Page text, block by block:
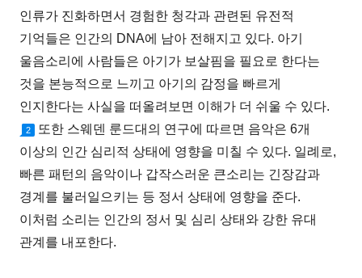
인류가 진화하면서 경험한 청각과 관련된 유전적
기억들은 인간의 DNA에 남아 전해지고 있다. 아기
울음소리에 사람들은 아기가 보살핌을 필요로 한다는
것을 본능적으로 느끼고 아기의 감정을 빠르게
인지한다는 사실을 떠올려보면 이해가 더 쉬울 수 있다.
2
또한 스웨덴 룬드대의 연구에 따르면 음악은 6개
이상의 인간 심리적 상태에 영향을 미칠 수 있다. 일례로,
빠른 패턴의 음악이나 갑작스러운 큰소리는 긴장감과
경계를 불러일으키는 등 정서 상태에 영향을 준다.
이처럼 소리는 인간의 정서 및 심리 상태와 강한 유대
관계를 내포한다.